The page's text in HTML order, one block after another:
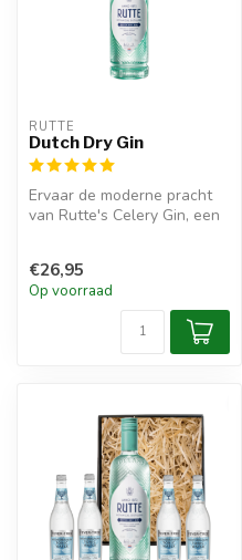
RUTTE
Dutch Dry Gin
Ervaar de moderne pracht
van Rutte's Celery Gin, een
€26,95
Op voorraad